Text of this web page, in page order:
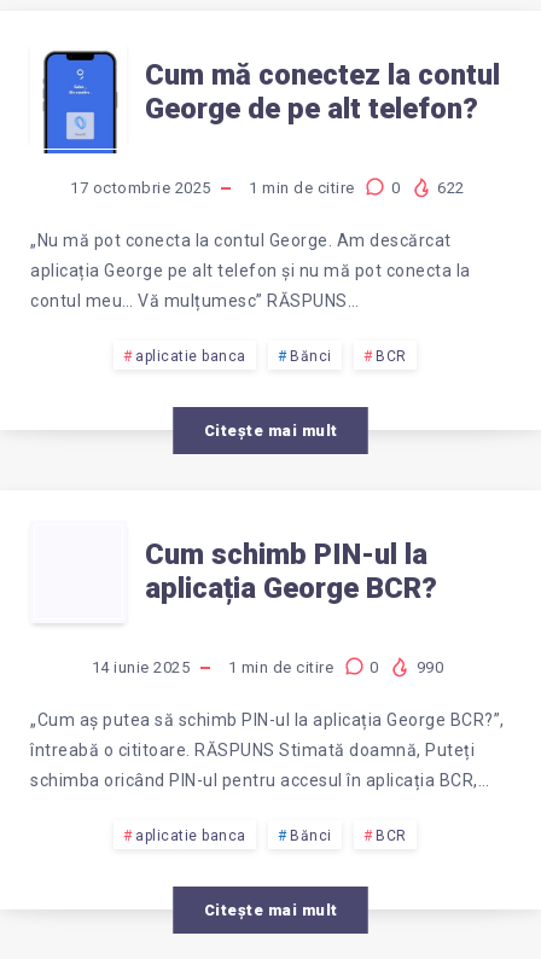
PROPUNĂ
SĂ
INVESTESC
LA
BURSĂ.
ESTE
O
CUM
MĂ
CONECTEZ
LA
CONTUL
GEORGE
DE
TELEFON?
Cum mă conectez la contul
George de pe alt telefon?
17 octombrie 2025 1 min de citire 0 622
„Nu mă pot conecta la contul George. Am descărcat
aplicația George pe alt telefon și nu mă pot conecta la
contul meu… Vă mulțumesc” RĂSPUNS…
aplicatie banca Bănci BCR
Citește mai mult
CUM
SCHIMB
PIN-
UL
LA
APLICAȚIA
GEORGE
Cum schimb PIN-ul la
aplicația George BCR?
14 iunie 2025 1 min de citire 0 990
„Cum aș putea să schimb PIN-ul la aplicația George BCR?”,
întreabă o cititoare. RĂSPUNS Stimată doamnă, Puteți
schimba oricând PIN-ul pentru accesul în aplicația BCR,…
aplicatie banca Bănci BCR
Citește mai mult